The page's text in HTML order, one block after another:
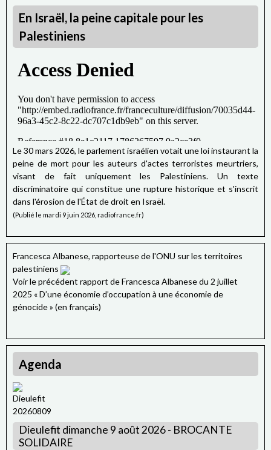
En Israël, la peine capitale pour les
Palestiniens
Le 30 mars 2026, le parlement israélien votait une loi instaurant la
peine de mort pour les auteurs d'actes terroristes meurtriers,
visant de fait uniquement les Palestiniens. Un texte
discriminatoire qui constitue une rupture historique et s'inscrit
dans l'érosion de l'État de droit en Israël.
(Publié le mardi 9 juin 2026, radiofrance.fr)
Francesca Albanese, rapporteuse de l'ONU sur les territoires
palestiniens
Voir le précédent rapport de Francesca Albanese du 2 juillet
2025 « D’une économie d’occupation à une économie de
génocide » (en français)
Agenda
Dieulefit dimanche 9 août 2026 - BROCANTE
SOLIDAIRE